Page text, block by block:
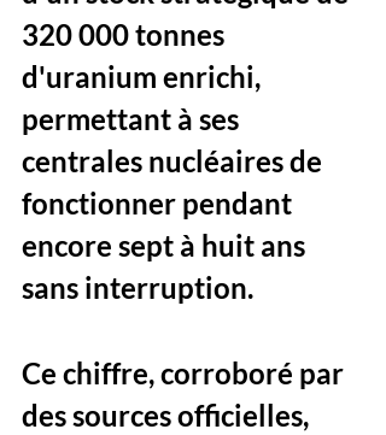
320 000 tonnes
d'uranium enrichi,
permettant à ses
centrales nucléaires de
fonctionner pendant
encore sept à huit ans
sans interruption.
Ce chiffre, corroboré par
des sources officielles,